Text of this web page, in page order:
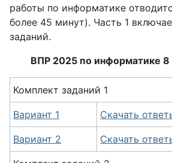
работы по информатике
более 45 минут). Часть 1
заданий.
ВПР 2025 по информатике 8
Комплект заданий 1
Вариант 1 Скачать
Вариант 2 Скачать